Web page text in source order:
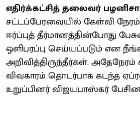
எதிர்க்கட்சித் தலைவர்
சட்டப்பேரவையில் கேள்வி
ஈர்ப்புத் தீர்மானத்தின்போது
ஒளிபரப்பு செய்யப்படும் என
அறிவித்திருந்தீர்கள். அதேநேரம்
விவகாரம் தொடர்பாக கடந்த
உறுப்பினர் விஜயபாஸ்கர்